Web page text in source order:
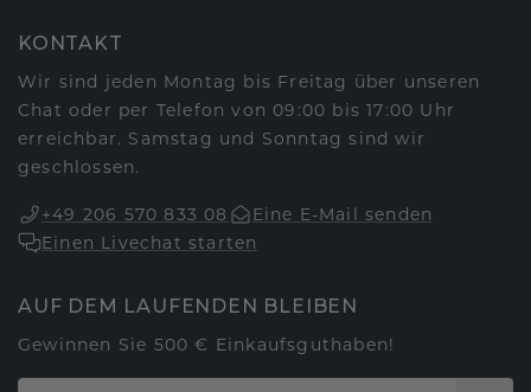
KONTAKT
Wir sind jeden Montag bis Freitag über unseren
Chat oder per Telefon von 09:00 bis 17:00 Uhr
erreichbar. Samstag und Sonntag sind wir
geschlossen.
+49 206 570 833 08
Eine E-Mail senden
Einen Livechat starten
AUF DEM LAUFENDEN BLEIBEN
Gewinnen Sie 500 € Einkaufsguthaben!